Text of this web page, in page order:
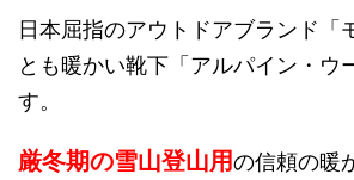
日本屈指のアウトドアブランド「
とも暖かい靴下「アルパイン・ウ
す。
厳冬期の雪山登山用の信頼の暖